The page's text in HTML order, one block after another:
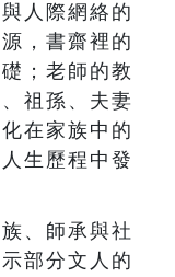
人際網絡的
，書齋裡的
；老師的教
祖孫、夫妻
在家族中的
生歷程中發
、師承與社
部分文人的